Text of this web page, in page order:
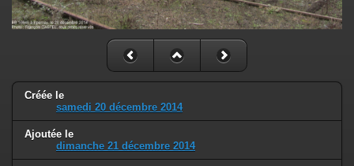
Créée le
samedi 20 décembre 2014
Ajoutée le
dimanche 21 décembre 2014